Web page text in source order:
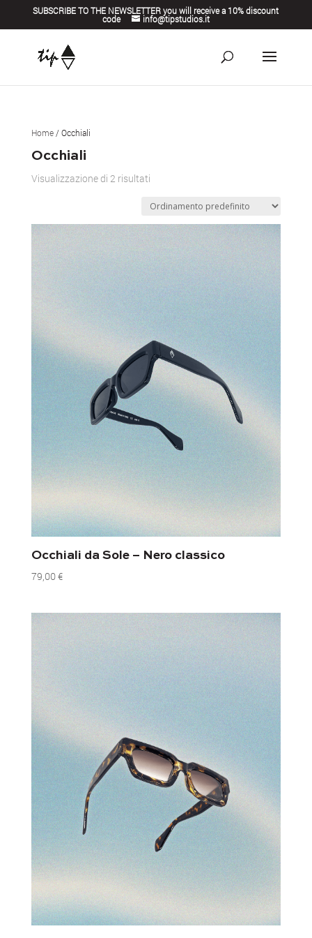
SUBSCRIBE TO THE NEWSLETTER you will receive a 10% discount
code info@tipstudios.it
Home/ Occhiali
Occhiali
Visualizzazione di 2 risultati
Occhiali da Sole – Nero classico
79,00€